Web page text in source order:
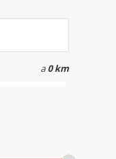
a0 km